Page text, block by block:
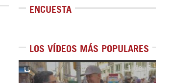
ENCUESTA
LOS VÍDEOS MÁS POPULARES
1de5